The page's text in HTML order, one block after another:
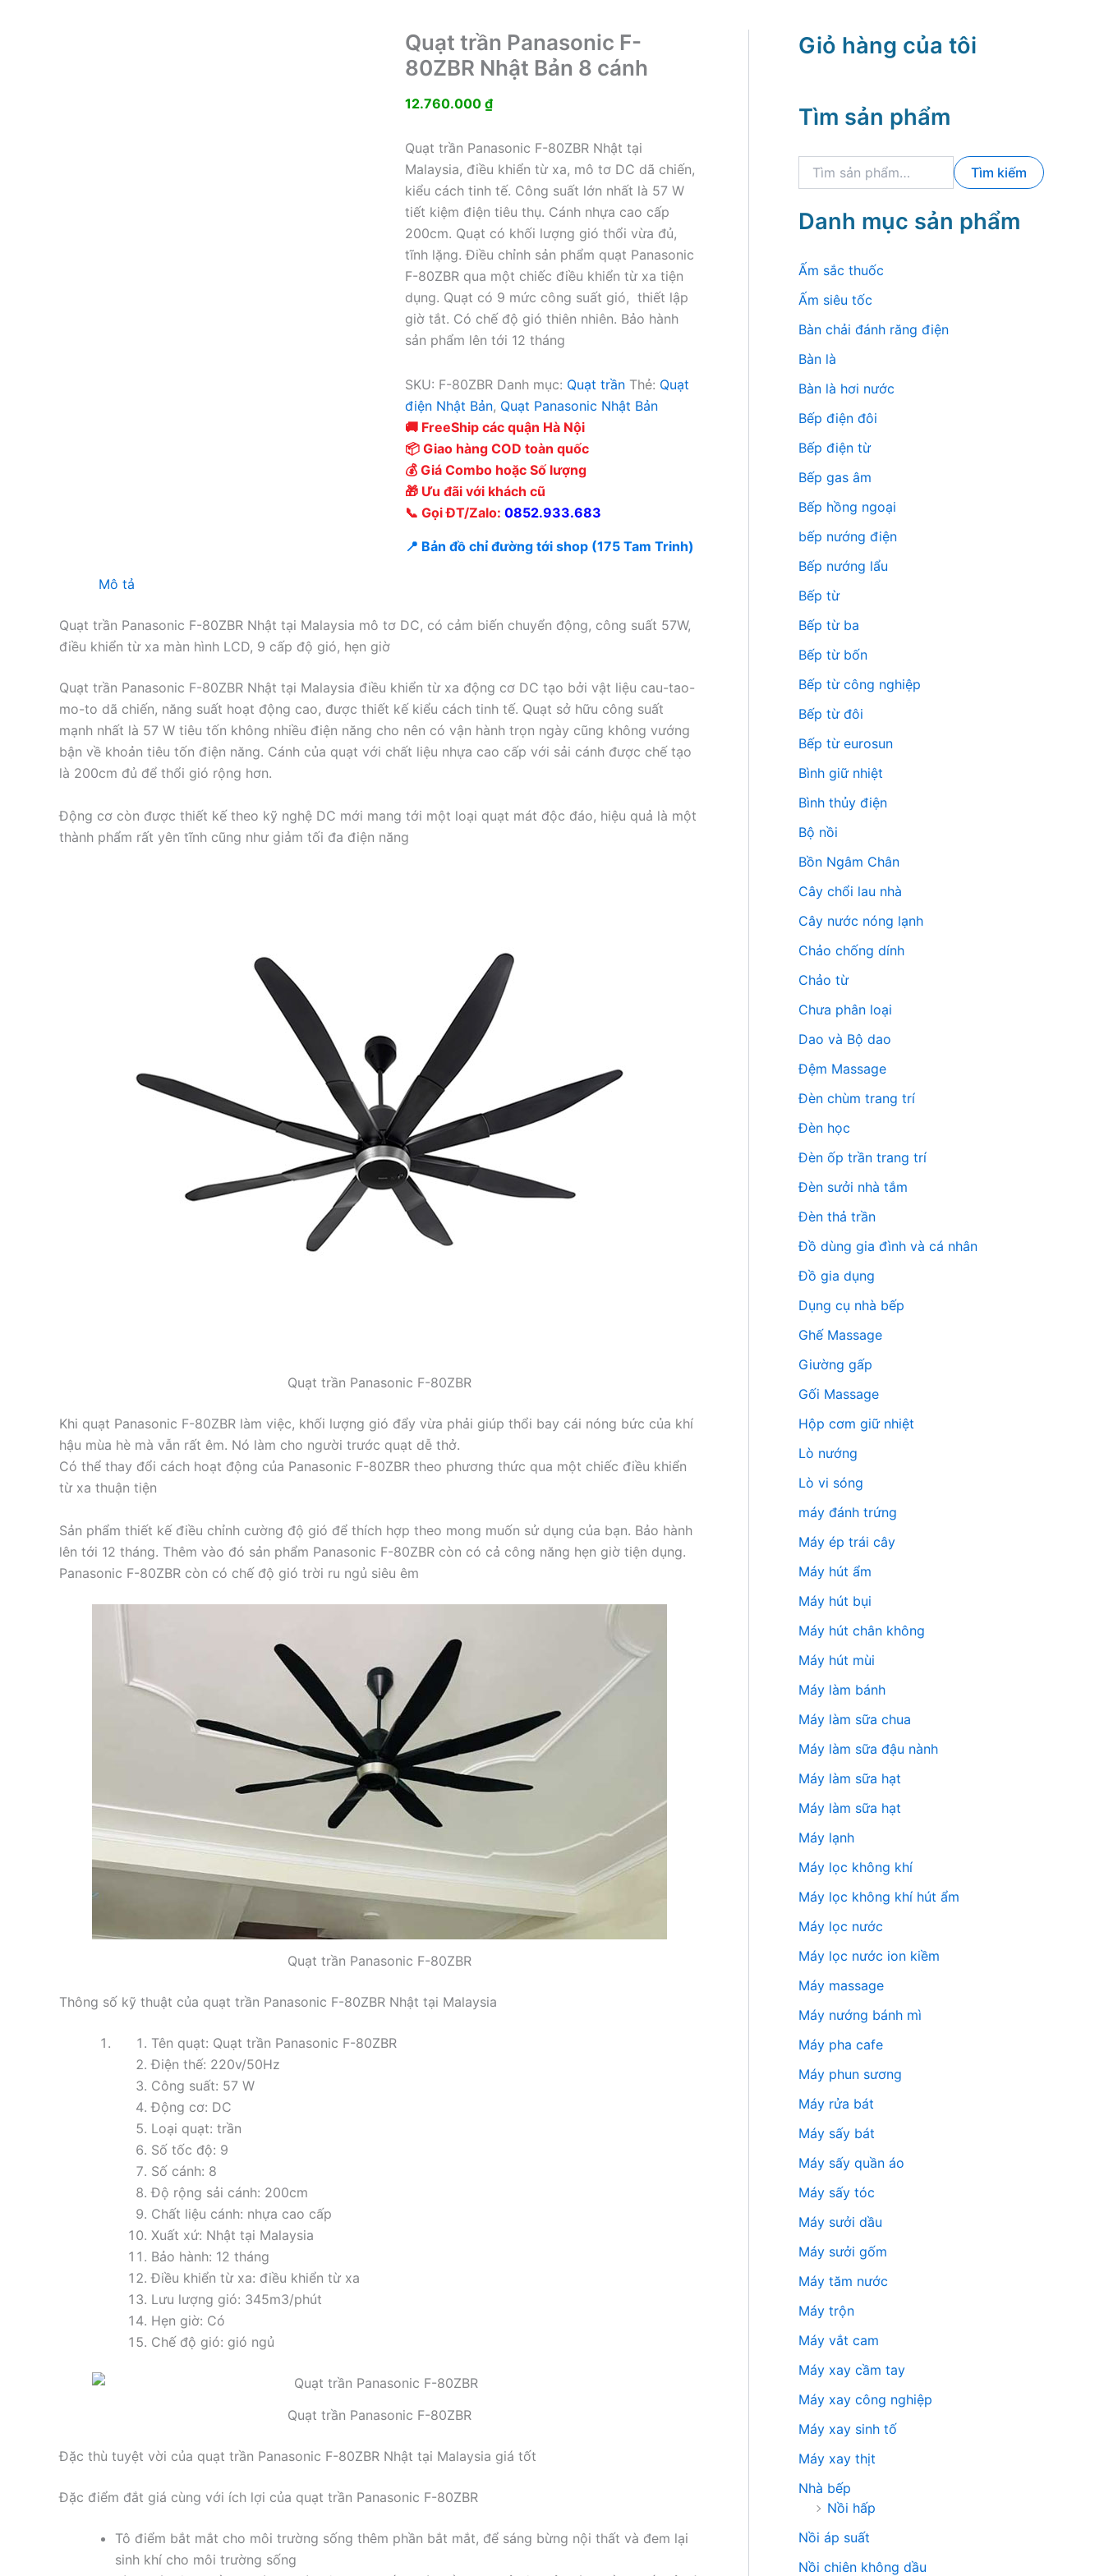
Quạt trần Panasonic F-
80ZBR Nhật Bản 8 cánh
12.760.000 ₫
Quạt trần Panasonic F-80ZBR Nhật tại
Malaysia, điều khiển từ xa, mô tơ DC dã chiến,
kiểu cách tinh tế. Công suất lớn nhất là 57 W
tiết kiệm điện tiêu thụ. Cánh nhựa cao cấp
200cm. Quạt có khối lượng gió thổi vừa đủ,
tĩnh lặng. Điều chỉnh sản phẩm quạt Panasonic
F-80ZBR qua một chiếc điều khiển từ xa tiện
dụng. Quạt có 9 mức công suất gió, thiết lập
giờ tắt. Có chế độ gió thiên nhiên. Bảo hành
sản phẩm lên tới 12 tháng
SKU: F-80ZBR Danh mục: Quạt trần Thẻ: Quạt
điện Nhật Bản, Quạt Panasonic Nhật Bản
🚚 FreeShip các quận Hà Nội
📦 Giao hàng COD toàn quốc
💰 Giá Combo hoặc Số lượng
🎁 Ưu đãi với khách cũ
📞 Gọi ĐT/Zalo: 0852.933.683
📍 Bản đồ chỉ đường tới shop (175 Tam Trinh)
Mô tả
Quạt trần Panasonic F-80ZBR Nhật tại Malaysia mô tơ DC, có cảm biến chuyển động, công suất 57W,
điều khiển từ xa màn hình LCD, 9 cấp độ gió, hẹn giờ
Quạt trần Panasonic F-80ZBR Nhật tại Malaysia điều khiển từ xa động cơ DC tạo bởi vật liệu cau-tao-
mo-to dã chiến, năng suất hoạt động cao, được thiết kế kiểu cách tinh tế. Quạt sở hữu công suất
mạnh nhất là 57 W tiêu tốn không nhiều điện năng cho nên có vận hành trọn ngày cũng không vướng
bận về khoản tiêu tốn điện năng. Cánh của quạt với chất liệu nhựa cao cấp với sải cánh được chế tạo
là 200cm đủ để thổi gió rộng hơn.
Động cơ còn được thiết kế theo kỹ nghệ DC mới mang tới một loại quạt mát độc đáo, hiệu quả là một
thành phẩm rất yên tĩnh cũng như giảm tối đa điện năng
Quạt trần Panasonic F-80ZBR
Khi quạt Panasonic F-80ZBR làm việc, khối lượng gió đẩy vừa phải giúp thổi bay cái nóng bức của khí
hậu mùa hè mà vẫn rất êm. Nó làm cho người trước quạt dễ thở.
Có thể thay đổi cách hoạt động của Panasonic F-80ZBR theo phương thức qua một chiếc điều khiển
từ xa thuận tiện
Sản phẩm thiết kế điều chỉnh cường độ gió để thích hợp theo mong muốn sử dụng của bạn. Bảo hành
lên tới 12 tháng. Thêm vào đó sản phẩm Panasonic F-80ZBR còn có cả công năng hẹn giờ tiện dụng.
Panasonic F-80ZBR còn có chế độ gió trời ru ngủ siêu êm
Quạt trần Panasonic F-80ZBR
Thông số kỹ thuật của quạt trần Panasonic F-80ZBR Nhật tại Malaysia
Tên quạt: Quạt trần Panasonic F-80ZBR
Điện thế: 220v/50Hz
Công suất: 57 W
Động cơ: DC
Loại quạt: trần
Số tốc độ: 9
Số cánh: 8
Độ rộng sải cánh: 200cm
Chất liệu cánh: nhựa cao cấp
Xuất xứ: Nhật tại Malaysia
Bảo hành: 12 tháng
Điều khiển từ xa: điều khiển từ xa
Lưu lượng gió: 345m3/phút
Hẹn giờ: Có
Chế độ gió: gió ngủ
Quạt trần Panasonic F-80ZBR
Đặc thù tuyệt vời của quạt trần Panasonic F-80ZBR Nhật tại Malaysia giá tốt
Đặc điểm đắt giá cùng với ích lợi của quạt trần Panasonic F-80ZBR
Tô điểm bắt mắt cho môi trường sống thêm phần bắt mắt, để sáng bừng nội thất và đem lại
sinh khí cho môi trường sống
Giỏ hàng của tôi
Tìm sản phẩm
k
m
:
Tìm kiếm
Danh mục sản phẩm
Ấm sắc thuốc
Ấm siêu tốc
Bàn chải đánh răng điện
Bàn là
Bàn là hơi nước
Bếp điện đôi
Bếp điện từ
Bếp gas âm
Bếp hồng ngoại
bếp nướng điện
Bếp nướng lẩu
Bếp từ
Bếp từ ba
Bếp từ bốn
Bếp từ công nghiệp
Bếp từ đôi
Bếp từ eurosun
Bình giữ nhiệt
Bình thủy điện
Bộ nồi
Bồn Ngâm Chân
Cây chổi lau nhà
Cây nước nóng lạnh
Chảo chống dính
Chảo từ
Chưa phân loại
Dao và Bộ dao
Đệm Massage
Đèn chùm trang trí
Đèn học
Đèn ốp trần trang trí
Đèn sưởi nhà tắm
Đèn thả trần
Đồ dùng gia đình và cá nhân
Đồ gia dụng
Dụng cụ nhà bếp
Ghế Massage
Giường gấp
Gối Massage
Hộp cơm giữ nhiệt
Lò nướng
Lò vi sóng
máy đánh trứng
Máy ép trái cây
Máy hút ẩm
Máy hút bụi
Máy hút chân không
Máy hút mùi
Máy làm bánh
Máy làm sữa chua
Máy làm sữa đậu nành
Máy làm sữa hạt
Máy làm sữa hạt
Máy lạnh
Máy lọc không khí
Máy lọc không khí hút ẩm
Máy lọc nước
Máy lọc nước ion kiềm
Máy massage
Máy nướng bánh mì
Máy pha cafe
Máy phun sương
Máy rửa bát
Máy sấy bát
Máy sấy quần áo
Máy sấy tóc
Máy sưởi dầu
Máy sưởi gốm
Máy tăm nước
Máy trộn
Máy vắt cam
Máy xay cầm tay
Máy xay công nghiệp
Máy xay sinh tố
Máy xay thịt
Nhà bếp
Nồi hấp
Nồi áp suất
Nồi chiên không dầu